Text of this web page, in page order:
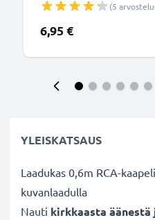
1A, PVC-kamerajohto
(5
6,95 €
YLEISKATSAUS
Laadukas 0,6m RCA-
kuvanlaadulla
Nauti kirkkaasta